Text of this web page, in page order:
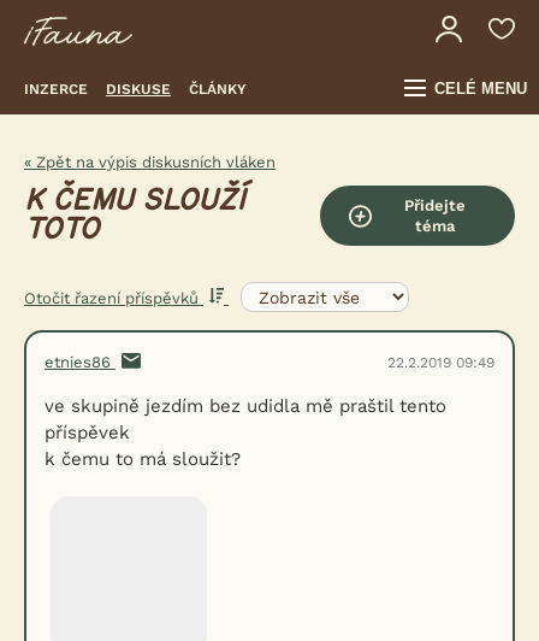
INZERCE DISKUSE ČLÁNKY CELÉ MENU
« Zpět na výpis diskusních vláken
K ČEMU SLOUŽÍ
TOTO
Přidejte
téma
Otočit řazení příspěvků
etnies86 22.2.2019 09:49
ve skupině jezdím bez udidla mě praštil tento
příspěvek
k čemu to má sloužit?